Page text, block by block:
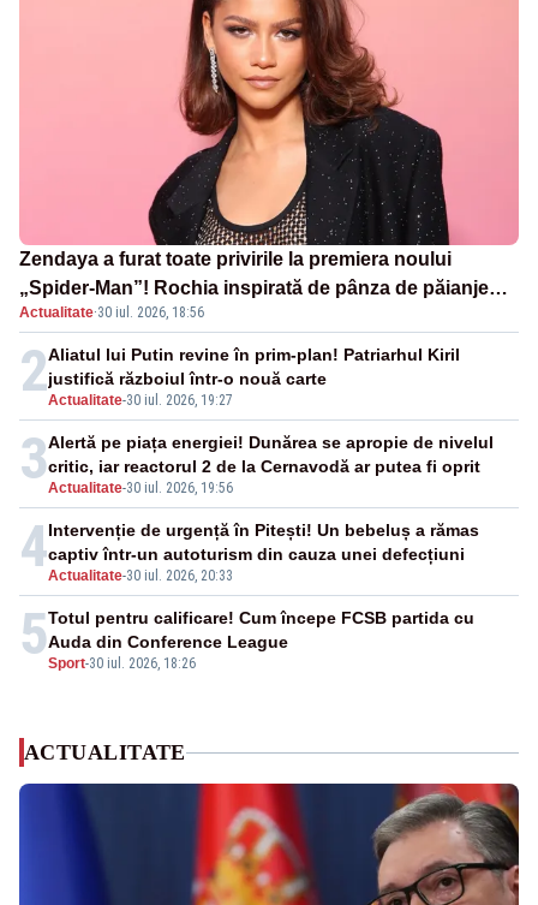
Zendaya a furat toate privirile la premiera noului
„Spider-Man”! Rochia inspirată de pânza de păianjen a
făcut senzație
Actualitate·30 iul. 2026, 18:56
2Actualitate-30 iul. 2026, 19:27
Aliatul lui Putin revine în prim-plan! Patriarhul Kiril
justifică războiul într-o nouă carte
3Actualitate-30 iul. 2026, 19:56
Alertă pe piața energiei! Dunărea se apropie de nivelul
critic, iar reactorul 2 de la Cernavodă ar putea fi oprit
4Actualitate-30 iul. 2026, 20:33
Intervenție de urgență în Pitești! Un bebeluș a rămas
captiv într-un autoturism din cauza unei defecțiuni
5Sport-30 iul. 2026, 18:26
Totul pentru calificare! Cum începe FCSB partida cu
Auda din Conference League
ACTUALITATE